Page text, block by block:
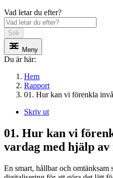
Vad letar du efter?
Sök
Meny
Du är här:
Hem
Rapport
01. Hur kan vi förenkla
Skriv ut
01. Hur kan vi
vardag med hjälp
En smart, hållbar och omtänksam